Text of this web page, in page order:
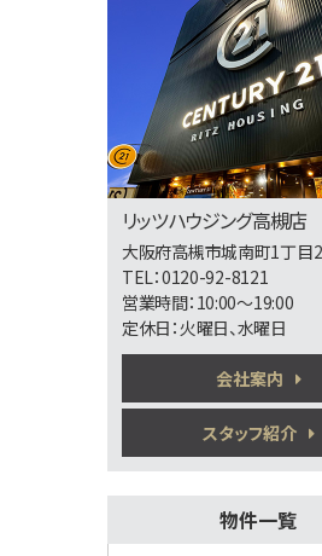
3ＬＤ
東海道本線
バス27分 今城
車 バス停 徒
第5位
3,998
4ＬＤＫ
東海道本線 吹
18分 吹田第二
下車 バス停
施工：真柄建設(株)
第6位
3,188万
4ＬＤ
茨木駅
歩36分
リッツハウジング高槻店
大阪府高槻市城南町1丁目
TEL：0120-92-8121
営業時間：10:00～19:00
定休日：火曜日、水曜日
会社案内
スタッフ紹介
物件一覧